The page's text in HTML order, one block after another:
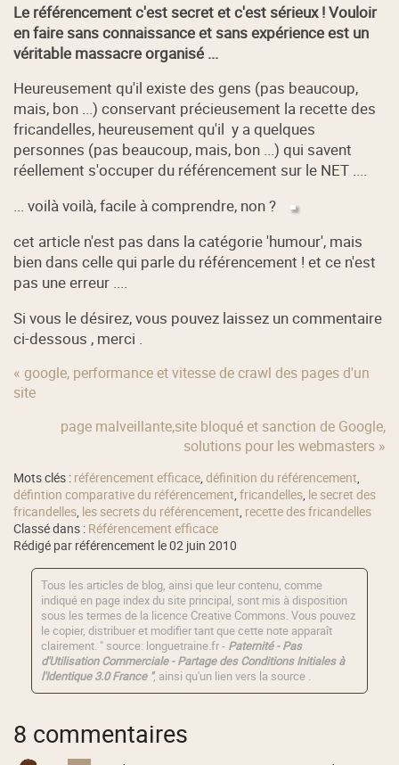
Le référencement c'est secret et c'est sérieux ! Vouloir
en faire sans connaissance et sans expérience est un
véritable massacre organisé ...
Heureusement qu'il existe des gens (pas beaucoup,
mais, bon ...) conservant précieusement la recette des
fricandelles, heureusement qu'il y a quelques
personnes (pas beaucoup, mais, bon ...) qui savent
réellement s'occuper du référencement sur le NET ....
... voilà voilà, facile à comprendre, non ?
cet article n'est pas dans la catégorie 'humour', mais
bien dans celle qui parle du référencement ! et ce n'est
pas une erreur ....
Si vous le désirez, vous pouvez laissez un commentaire
ci-dessous , merci .
« google, performance et vitesse de crawl des pages d'un
site
page malveillante,site bloqué et sanction de Google,
solutions pour les webmasters »
Mots clés : référencement efficace,définition du référencement,
défintion comparative du référencement,fricandelles, le secret des
fricandelles, les secrets du référencement, recette des fricandelles
Classé dans : Référencement efficace
Rédigé par référencement le 02 juin 2010
Tous les articles de blog, ainsi que leur contenu, comme
indiqué en page index du site principal, sont mis à disposition
sous les termes de la licence Creative Commons. Vous pouvez
le copier, distribuer et modifier tant que cette note apparaît
clairement. " source: longuetraine.fr - Paternité - Pas
d'Utilisation Commerciale - Partage des Conditions Initiales à
l'Identique 3.0 France ", ainsi qu'un lien vers la source .
8 commentaires